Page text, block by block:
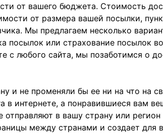
от вашего бюджета. Стоимость
от размера вашей посылки,
Мы предлагаем несколько
посылок или страхование посылок
с любого сайта, мы позаботимся о
и не променяли бы ее ни на что на
в интернете, а понравившиеся вам
отправляют в вашу страну или регион
между странами и создает для